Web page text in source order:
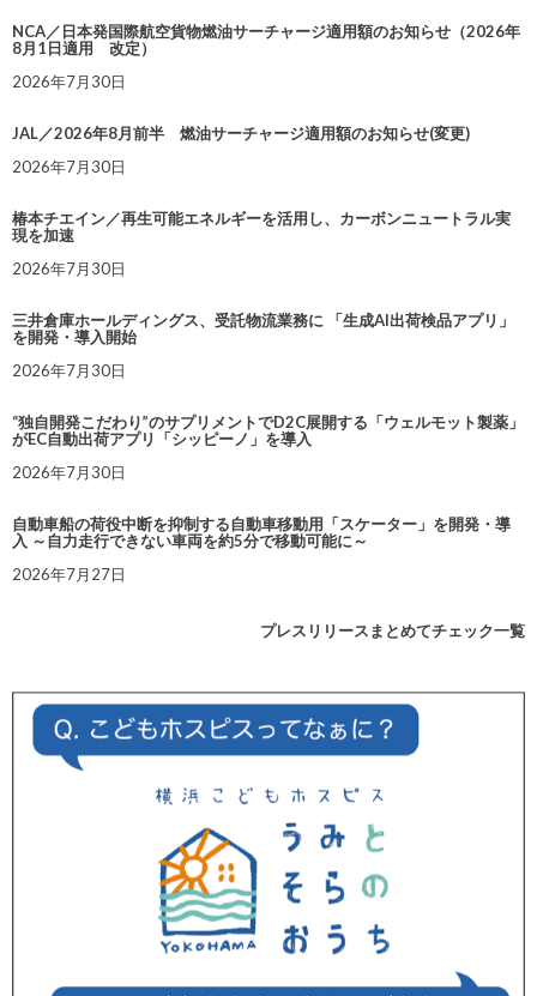
NCA／日本発国際航空貨物燃油サーチャージ適用額のお知らせ（2026年
8月1日適用 改定）
2026年7月30日
JAL／2026年8月前半 燃油サーチャージ適用額のお知らせ(変更)
2026年7月30日
椿本チエイン／再生可能エネルギーを活用し、カーボンニュートラル実
現を加速
2026年7月30日
三井倉庫ホールディングス、受託物流業務に 「生成AI出荷検品アプリ」
を開発・導入開始
2026年7月30日
“独自開発こだわり”のサプリメントでD2C展開する「ウェルモット製薬」
がEC自動出荷アプリ「シッピーノ」を導入
2026年7月30日
自動車船の荷役中断を抑制する自動車移動用「スケーター」を開発・導
入 ～自力走行できない車両を約5分で移動可能に～
2026年7月27日
プレスリリースまとめてチェック一覧